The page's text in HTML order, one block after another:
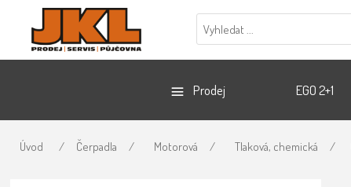
Prodej EGO 2+1
Úvod / Čerpadla / Motorová / Tlaková, chemická /